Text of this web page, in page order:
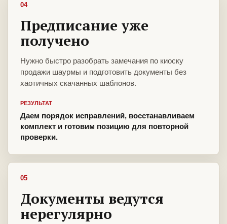
04
Предписание уже
получено
Нужно быстро разобрать замечания по киоску
продажи шаурмы и подготовить документы без
хаотичных скачанных шаблонов.
РЕЗУЛЬТАТ
Даем порядок исправлений, восстанавливаем
комплект и готовим позицию для повторной
проверки.
05
Документы ведутся
нерегулярно